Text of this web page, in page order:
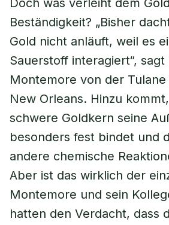
Doch was verleiht dem
Beständigkeit? „Bisher
Gold nicht anläuft, weil es
Sauerstoff interagiert“,
Montemore von der
New Orleans. Hinzu
schwere Goldkern seine
besonders fest bindet und
andere chemische
Aber ist das wirklich der
Montemore und sein
hatten den Verdacht, dass